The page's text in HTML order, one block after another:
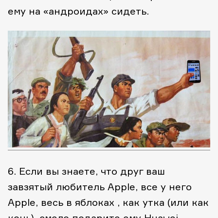
ему на «андроидах» сидеть.
6. Если вы знаете, что друг ваш
завзятый любитель Apple, все у него
Apple, весь в яблоках , как утка (или как